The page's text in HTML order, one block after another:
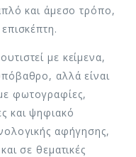
και άμεσο τρόπο,
με κείμενα,
αλλά είναι
φωτογραφίες,
και ψηφιακό
αφήγησης,
σε θεματικές